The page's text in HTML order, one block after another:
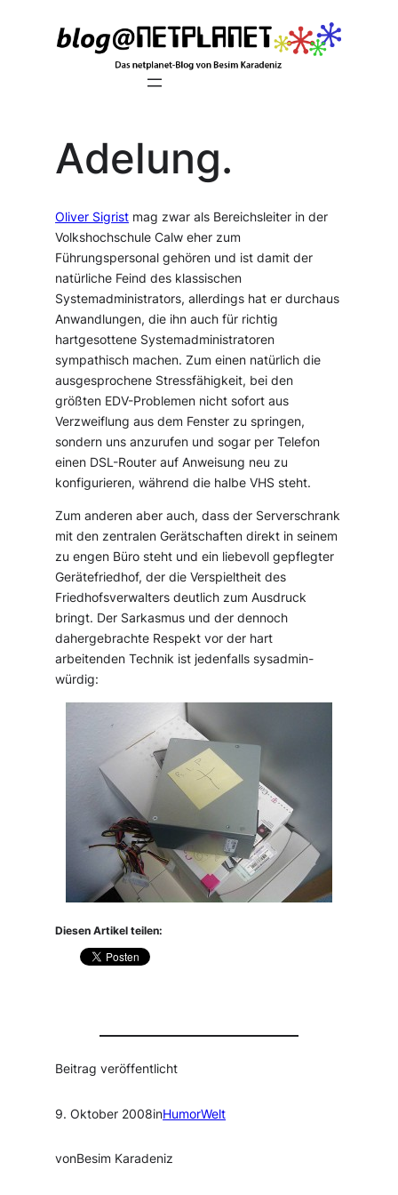
Adelung.
Oliver Sigrist mag zwar als Bereichsleiter in der
Volkshochschule Calw eher zum
Führungspersonal gehören und ist damit der
natürliche Feind des klassischen
Systemadministrators, allerdings hat er durchaus
Anwandlungen, die ihn auch für richtig
hartgesottene Systemadministratoren
sympathisch machen. Zum einen natürlich die
ausgesprochene Stressfähigkeit, bei den
größten EDV-Problemen nicht sofort aus
Verzweiflung aus dem Fenster zu springen,
sondern uns anzurufen und sogar per Telefon
einen DSL-Router auf Anweisung neu zu
konfigurieren, während die halbe VHS steht.
Zum anderen aber auch, dass der Serverschrank
mit den zentralen Gerätschaften direkt in seinem
zu engen Büro steht und ein liebevoll gepflegter
Gerätefriedhof, der die Verspieltheit des
Friedhofsverwalters deutlich zum Ausdruck
bringt. Der Sarkasmus und der dennoch
dahergebrachte Respekt vor der hart
arbeitenden Technik ist jedenfalls sysadmin-
würdig:
Diesen Artikel teilen:
Beitrag veröffentlicht
9. Oktober 2008inHumorWelt
vonBesim Karadeniz